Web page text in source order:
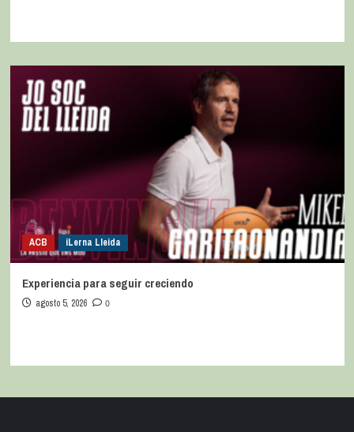
ACB iLerna Lleida
Experiencia para seguir creciendo
agosto 5, 2026 0